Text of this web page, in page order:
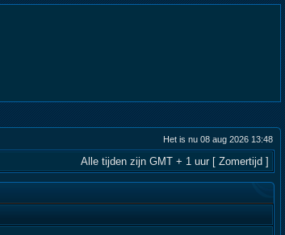
Het is nu 08 aug 2026 13:48
Alle tijden zijn GMT + 1 uur [ Zomertijd ]